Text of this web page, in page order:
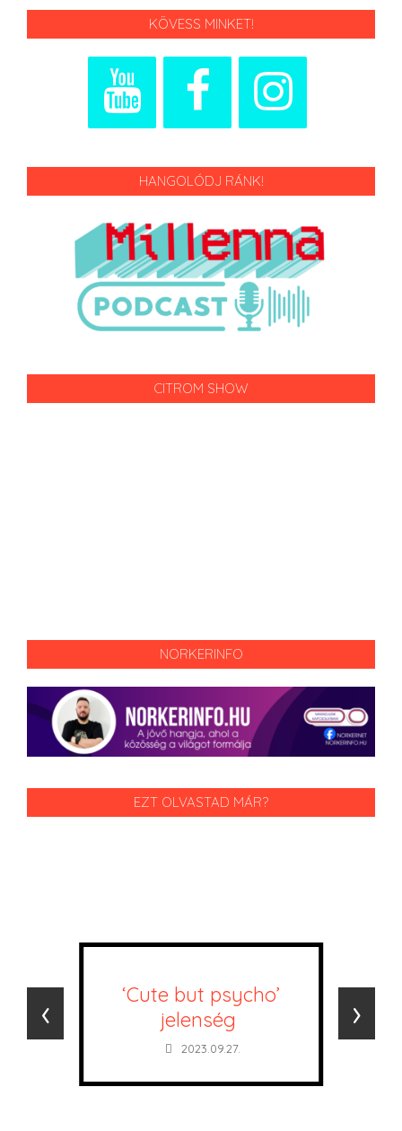
KÖVESS MINKET!
HANGOLÓDJ RÁNK!
CITROM SHOW
NORKERINFO
EZT OLVASTAD MÁR?
‘Cute but psycho’
jelenség
2023.09.27.
‹ ›